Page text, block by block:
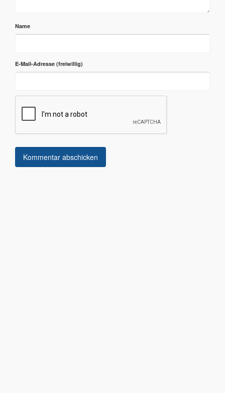
Name
E-Mail-Adresse